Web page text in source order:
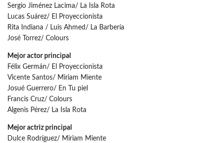
Sergio Jiménez Lacima/ La Isla Rota
Lucas Suárez/ El Proyeccionista
Rita Indiana / Luis Ahmed/ La Barbería
José Torrez/ Colours
Mejor actor principal
Félix Germán/ El Proyeccionista
Vicente Santos/ Miriam Miente
Josué Guerrero/ En Tu piel
Francis Cruz/ Colours
Algenis Pérez/ La Isla Rota
Mejor actriz principal
Dulce Rodríguez/ Miriam Miente